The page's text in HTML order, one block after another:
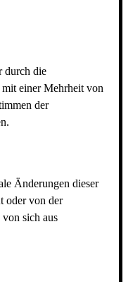
durch die
einer Mehrheit von
der
Änderungen dieser
oder von der
sich aus